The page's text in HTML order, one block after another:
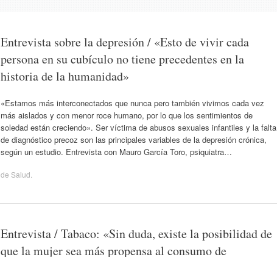
Entrevista sobre la depresión / «Esto de vivir cada
persona en su cubículo no tiene precedentes en la
historia de la humanidad»
«Estamos más interconectados que nunca pero también vivimos cada vez
más aislados y con menor roce humano, por lo que los sentimientos de
soledad están creciendo». Ser víctima de abusos sexuales infantiles y la falta
de diagnóstico precoz son las principales variables de la depresión crónica,
según un estudio. Entrevista con Mauro García Toro, psiquiatra…
de Salud
Entrevista / Tabaco: «Sin duda, existe la posibilidad de
que la mujer sea más propensa al consumo de